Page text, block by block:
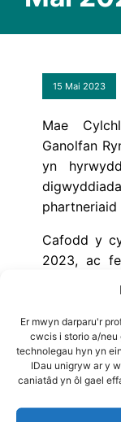
Er mwyn darparu'r
cwcis i storio a/neu
technolegau hyn yn
IDau unigryw ar y
caniatâd yn ôl gael
15 Mai 2023
Mae
Ganolfan
yn
phartneriaid
Cafodd y
2023, ac
Gweler y
Awduron :